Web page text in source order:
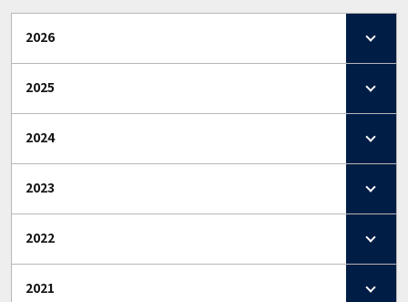
2026
2025
2024
2023
2022
2021